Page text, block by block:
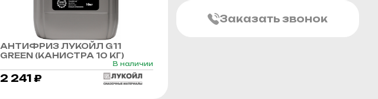
АНТИФРИЗ ЛУКОЙЛ G11
GREEN (КАНИСТРА 10 КГ)
В наличии
2 241 ₽
Заказать звонок